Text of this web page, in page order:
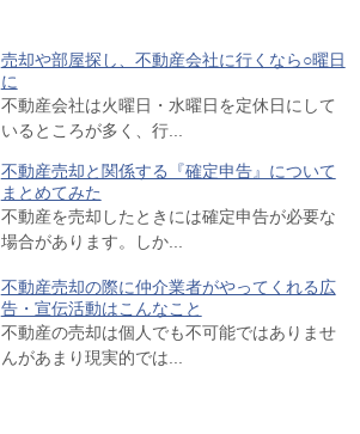
売却や部屋探し、不動産会社に行くなら○曜日
に
不動産会社は火曜日・水曜日を定休日にして
いるところが多く、行...
不動産売却と関係する『確定申告』について
まとめてみた
不動産を売却したときには確定申告が必要な
場合があります。しか...
不動産売却の際に仲介業者がやってくれる広
告・宣伝活動はこんなこと
不動産の売却は個人でも不可能ではありませ
んがあまり現実的では...